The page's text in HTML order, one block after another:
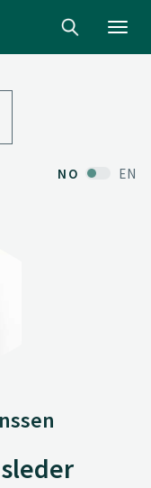
NO EN